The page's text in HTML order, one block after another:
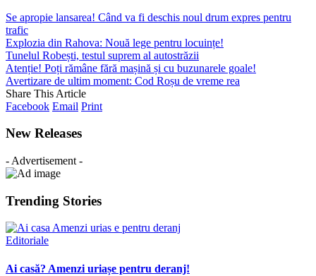
Se apropie lansarea! Când va fi deschis noul drum expres pentru
trafic
Explozia din Rahova: Nouă lege pentru locuințe!
Tunelul Robești, testul suprem al autostrăzii
Atenție! Poți rămâne fără mașină și cu buzunarele goale!
Avertizare de ultim moment: Cod Roșu de vreme rea
Share This Article
Facebook Email Print
New Releases
- Advertisement -
Trending Stories
Editoriale
Ai casă? Amenzi uriașe pentru deranj!